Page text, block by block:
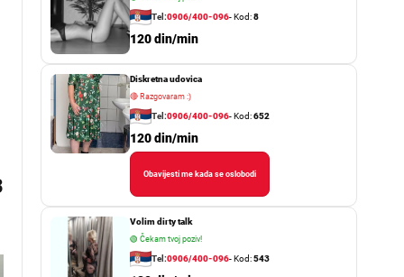
Tel:0906/400-096- Kod:8
120 din/min
Diskretna udovica
🔴Razgovaram :)
Tel:0906/400-096- Kod:652
120 din/min
Obavijesti me kada se oslobodi
Volim dirty talk
🟢 Čekam tvoj poziv!
Tel:0906/400-096- Kod:543